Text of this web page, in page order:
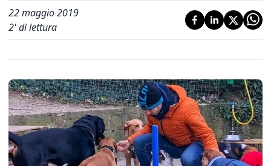
22 maggio 2019
2' di lettura